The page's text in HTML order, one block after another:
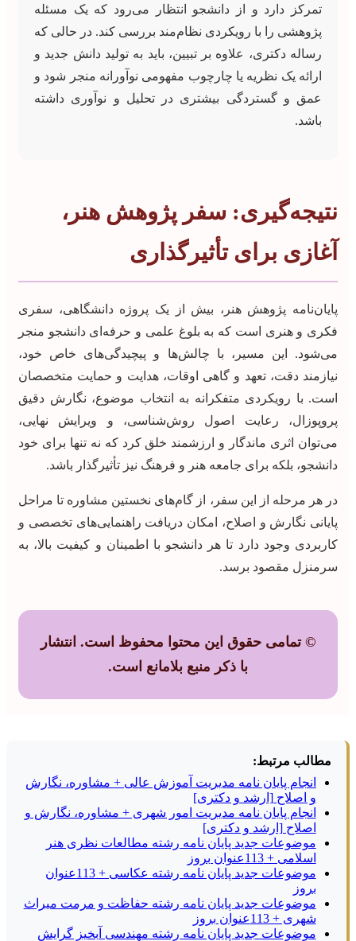
تمرکز دارد و از دانشجو انتظار می‌رود که یک مسئله
پژوهشی را با رویکردی نظام‌مند بررسی کند. در حالی که
رساله دکتری، علاوه بر تبیین، باید به تولید دانش جدید و
ارائه یک نظریه یا چارچوب مفهومی نوآورانه منجر شود و
عمق و گستردگی بیشتری در تحلیل و نوآوری داشته
باشد.
نتیجه‌گیری: سفر پژوهش هنر،
آغازی برای تأثیرگذاری
پایان‌نامه پژوهش هنر، بیش از یک پروژه دانشگاهی، سفری
فکری و هنری است که به بلوغ علمی و حرفه‌ای دانشجو منجر
می‌شود. این مسیر، با چالش‌ها و پیچیدگی‌های خاص خود،
نیازمند دقت، تعهد و گاهی اوقات، هدایت و حمایت متخصصان
است. با رویکردی متفکرانه به انتخاب موضوع، نگارش دقیق
پروپوزال، رعایت اصول روش‌شناسی، و ویرایش نهایی،
می‌توان اثری ماندگار و ارزشمند خلق کرد که نه تنها برای خود
دانشجو، بلکه برای جامعه هنر و فرهنگ نیز تأثیرگذار باشد.
در هر مرحله از این سفر، از گام‌های نخستین مشاوره تا مراحل
پایانی نگارش و اصلاح، امکان دریافت راهنمایی‌های تخصصی و
کاربردی وجود دارد تا هر دانشجو با اطمینان و کیفیت بالا، به
سرمنزل مقصود برسد.
© تمامی حقوق این محتوا محفوظ است. انتشار
با ذکر منبع بلامانع است.
مطالب مرتبط:
انجام پایان نامه مدیریت آموزش عالی + مشاوره، نگارش
و اصلاح [ارشد و دکتری]
انجام پایان نامه مدیریت امور شهری + مشاوره، نگارش و
اصلاح [ارشد و دکتری]
موضوعات جدید پایان نامه رشته مطالعات نظری هنر
اسلامی + 113عنوان بروز
موضوعات جدید پایان نامه رشته عکاسی + 113عنوان
بروز
موضوعات جدید پایان نامه رشته حفاظت و مرمت میراث
شهری + 113عنوان بروز
موضوعات جدید پایان نامه رشته مهندسی آبخیز گرایش